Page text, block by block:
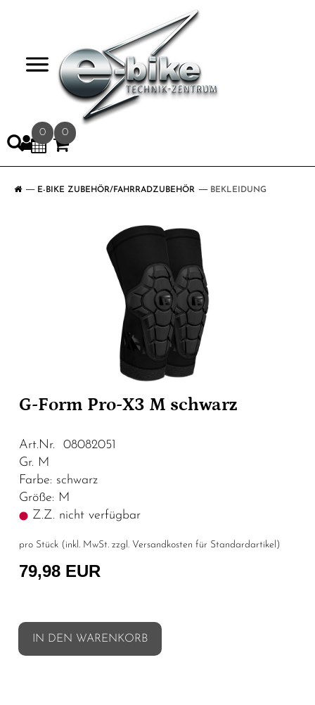
0 0
E-BIKE ZUBEHÖR/FAHRRADZUBEHÖR BEKLEIDUNG
G-Form Pro-X3 M schwarz
Art.Nr. 08082051
Gr. M
Farbe: schwarz
Größe: M
Z.Z. nicht verfügbar
pro Stück (inkl. MwSt. zzgl. Versandkosten für Standardartikel )
79,98 EUR
IN DEN WARENKORB